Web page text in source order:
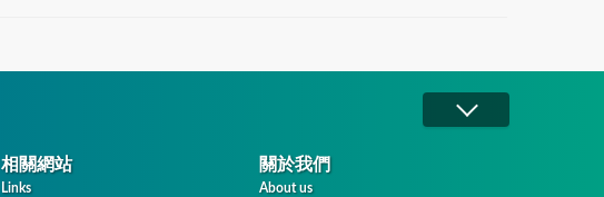
相關網站
Links
關於我們
About us